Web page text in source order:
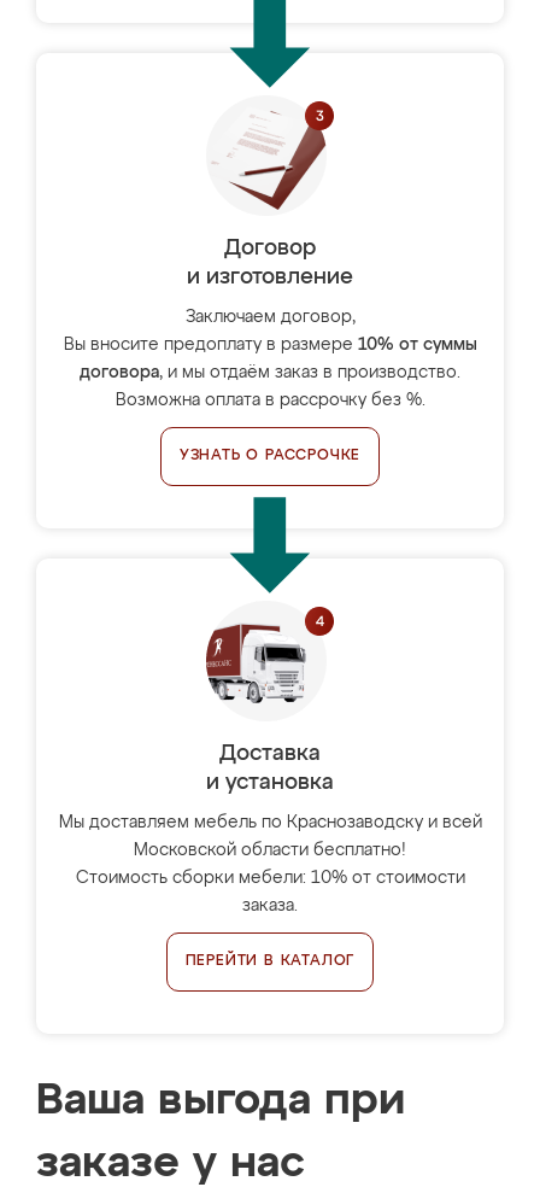
Договор
и изготовление
Заключаем договор,
Вы вносите предоплату в размере 10% от суммы
договора, и мы отдаём заказ в производство.
Возможна оплата в рассрочку без %.
УЗНАТЬ О РАССРОЧКЕ
Доставка
и установка
Мы доставляем мебель по Краснозаводску и всей
Московской области бесплатно!
Стоимость сборки мебели: 10% от стоимости
заказа.
ПЕРЕЙТИ В КАТАЛОГ
Ваша выгода при
заказе у нас